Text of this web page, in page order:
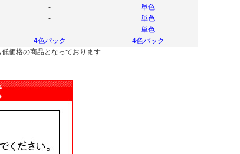
-
単色
-
単色
-
単色
4色パック
4色パック
価格の商品となっております